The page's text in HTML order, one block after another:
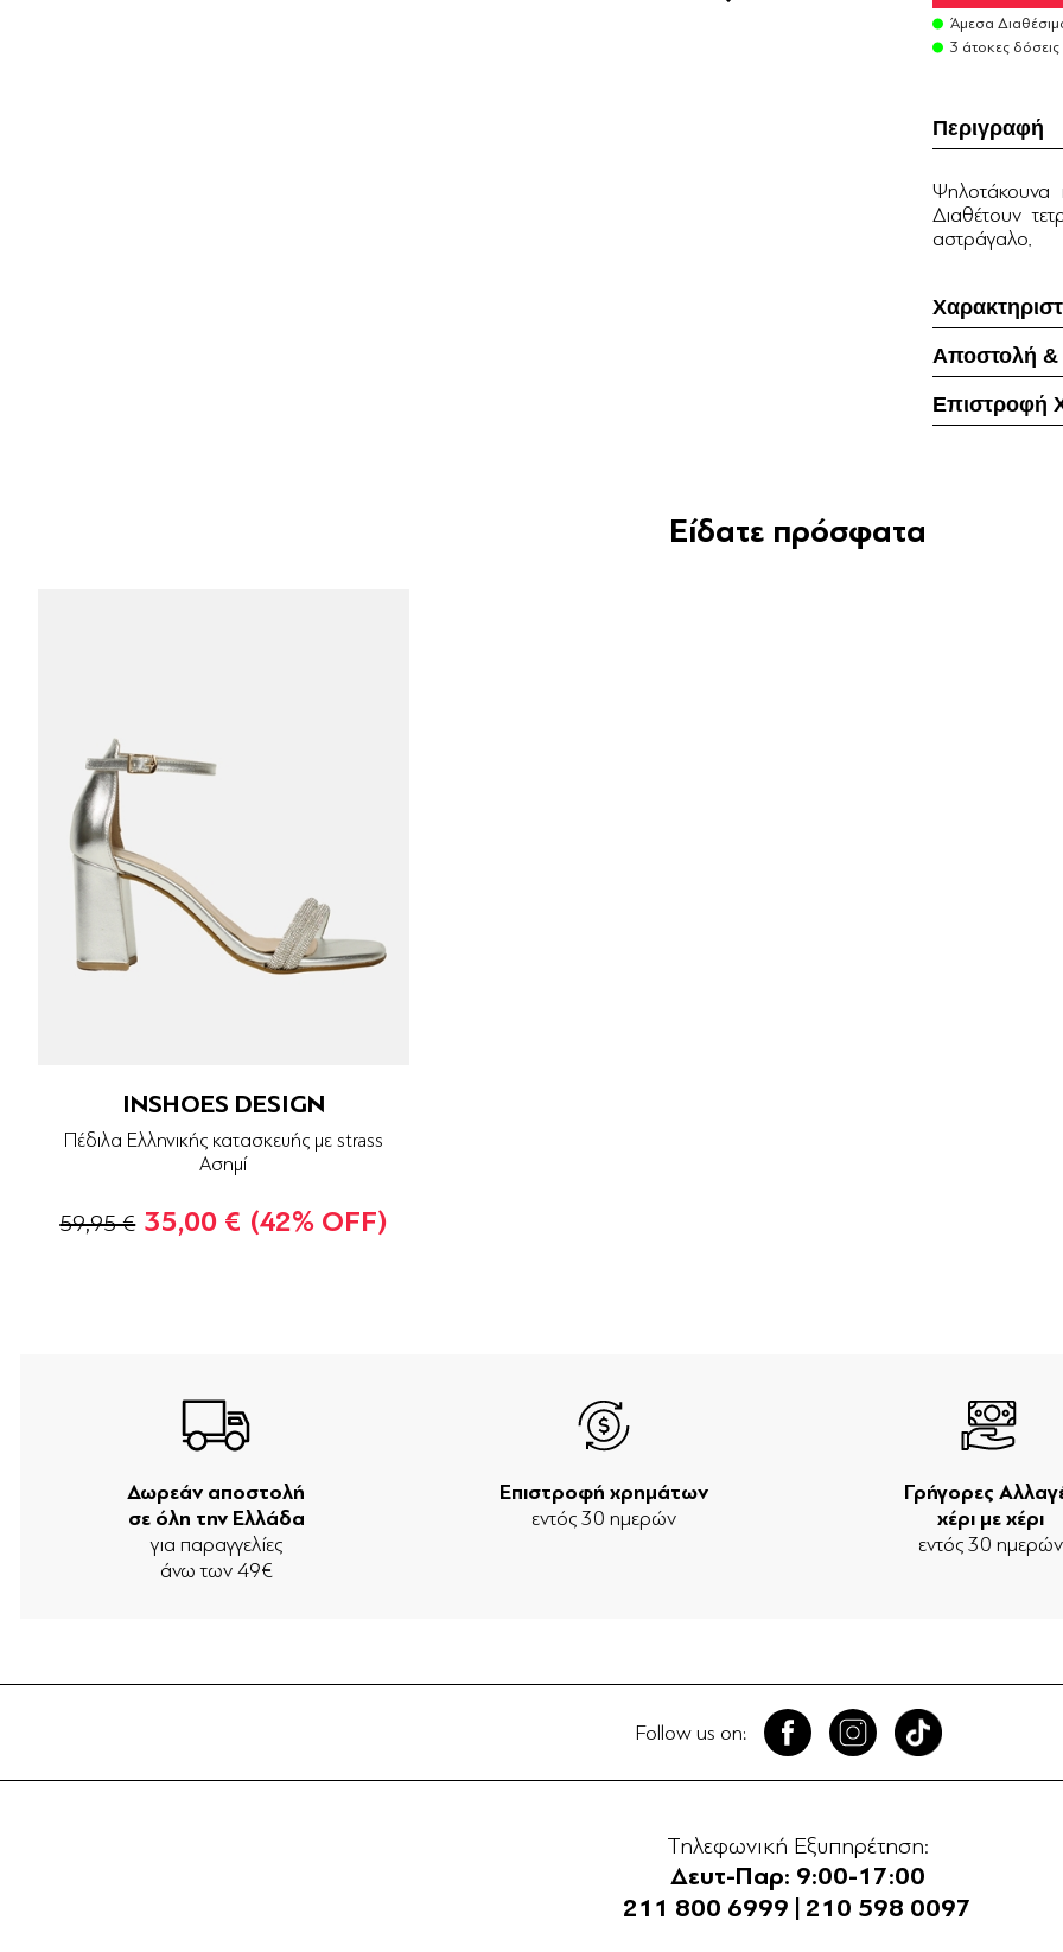
Άμεσα
3 άτοκες
Περιγραφή
Ψηλοτάκουνα
Διαθέτουν
αστράγαλο.
Αποστολή
Επιστροφή
Είδατε πρόσφατα
INSHOES DESIGN
Πέδιλα Ελληνικής κατασκευής με strass
Ασημί
59,95 € 35,00 € (42% OFF)
Δωρεάν αποστολή
σε όλη την Ελλάδα
για παραγγελίες
άνω των 49€
Επιστροφή χρημάτων
εντός 30 ημερών
Γρήγορες
χέρι με χέρι
εντός 30 ημερών
Follow us on:
Τηλεφωνική Εξυπηρέτηση:
Δευτ-Παρ: 9:00-17:00
211 800 6999
210 598 0097